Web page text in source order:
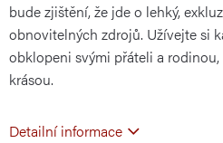
bude zjištění, že jde o lehký,
obnovitelných zdrojů. Užívejte si
obklopeni svými přáteli a
krásou.
Detailní informace